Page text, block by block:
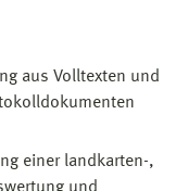
aus Volltexten und
einer landkarten-,
und